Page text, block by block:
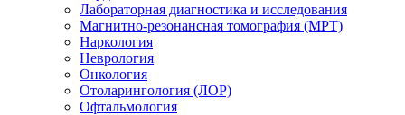
Лабораторная диагностика и исследования
Магнитно-резонансная томография (МРТ)
Наркология
Неврология
Онкология
Отоларингология (ЛОР)
Офтальмология